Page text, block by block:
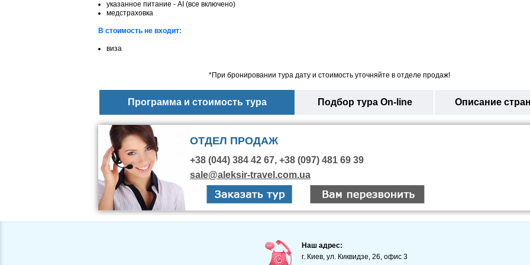
указанное питание - АІ (все включено)
медстраховка
В стоимость не входит:
виза
*При бронировании тура дату и стоимость уточняйте в отделе продаж!
Программа и стоимость тура Подбор тура On-line Описание
ОТДЕЛ ПРОДАЖ
+38 (044) 384 42 67, +38 (097) 481 69 39
sale@aleksir-travel.com.ua
Наш адрес:
г. Киев, ул. Киквидзе, 26, офис 3